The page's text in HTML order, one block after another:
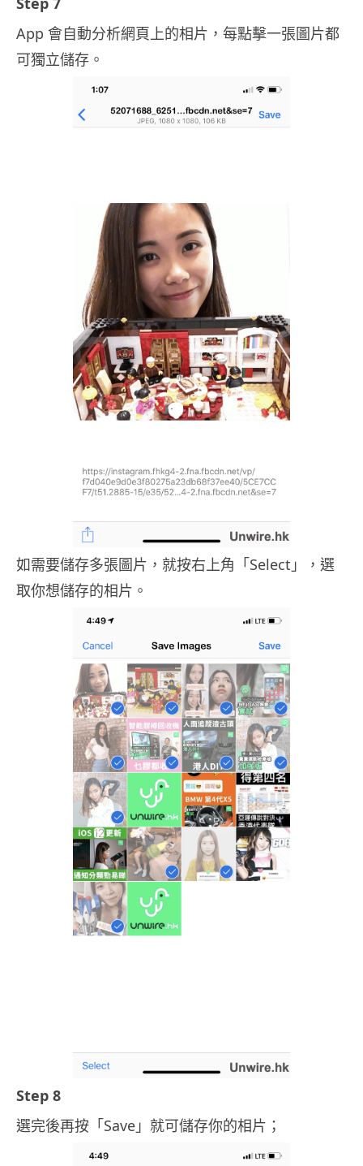
App 會自動分析網頁上的相片，每點擊一張圖片都
可獨立儲存。
如需要儲存多張圖片，就按右上角「Select」，選
取你想儲存的相片。
Step 8
選完後再按「Save」就可儲存你的相片；